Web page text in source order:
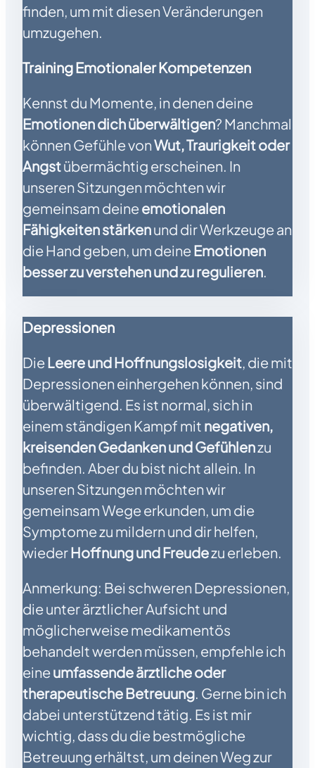
finden, um mit diesen Veränderungen
umzugehen.
Training Emotionaler Kompetenzen
Kennst du Momente, in denen deine
Emotionen dich überwältigen? Manchmal
können Gefühle vonWut, Traurigkeit oder
Angstübermächtig erscheinen. In
unseren Sitzungen möchten wir
gemeinsam deineemotionalen
Fähigkeiten stärkenund dir Werkzeuge an
die Hand geben, um deineEmotionen
besser zu verstehen und zu regulieren.
Depressionen
DieLeere und Hoffnungslosigkeit, die mit
Depressionen einhergehen können, sind
überwältigend. Es ist normal, sich in
einem ständigen Kampf mit negativen,
kreisenden Gedankenund Gefühlenzu
befinden. Aber du bist nicht allein. In
unseren Sitzungen möchten wir
gemeinsam Wege erkunden, um die
Symptome zu mildern und dir helfen,
wiederHoffnung und Freudezu erleben.
Anmerkung: Bei schweren Depressionen,
die unter ärztlicher Aufsicht und
möglicherweise medikamentös
behandelt werden müssen, empfehle ich
eineumfassende ärztliche oder
therapeutische Betreuung. Gerne bin ich
dabei unterstützend tätig. Es ist mir
wichtig, dass du die bestmögliche
Betreuung erhältst, um deinen Weg zur